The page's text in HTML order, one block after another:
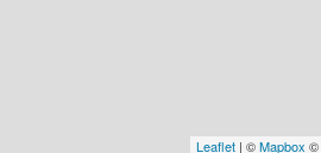
Leaflet | ©Mapbox ©